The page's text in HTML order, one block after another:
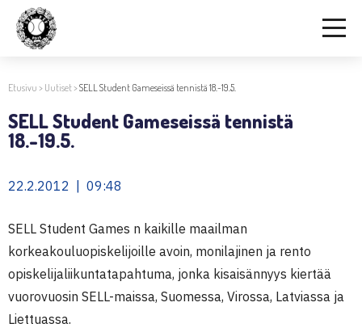
Etusivu > Uutiset>SELL Student Gameseissä tennistä 18.-19.5.
SELL Student Gameseissä tennistä
18.-19.5.
22.2.2012 | 09:48
SELL Student Games n kaikille maailman
korkeakouluopiskelijoille avoin, monilajinen ja rento
opiskelijaliikuntatapahtuma, jonka kisaisännyys kiertää
vuorovuosin SELL-maissa, Suomessa, Virossa, Latviassa ja
Liettuassa.